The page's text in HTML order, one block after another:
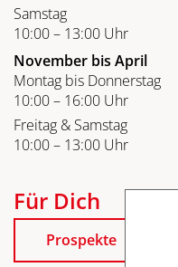
Samstag
10:00 – 13:00 Uhr
November bis April
Montag bis Donnerstag
10:00 – 16:00 Uhr
Freitag & Samstag
10:00 – 13:00 Uhr
Für Dich
Prospekte